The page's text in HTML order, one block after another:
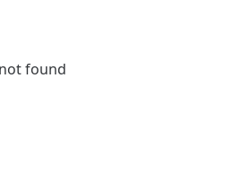
found